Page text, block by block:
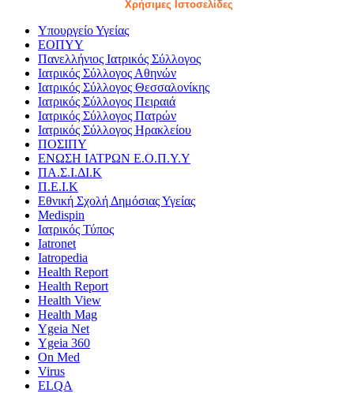
Χρήσιμες Ιστοσελίδες
Υπουργείο Υγείας
ΕΟΠΥΥ
Πανελλήνιος Ιατρικός Σύλλογος
Ιατρικός Σύλλογος Αθηνών
Ιατρικός Σύλλογος Θεσσαλονίκης
Ιατρικός Σύλλογος Πειραιά
Ιατρικός Σύλλογος Πατρών
Ιατρικός Σύλλογος Ηρακλείου
ΠΟΣΙΠΥ
ΕΝΩΣΗ ΙΑΤΡΩΝ Ε.Ο.Π.Υ.Υ
ΠΑ.Σ.Ι.ΔΙ.Κ
Π.Ε.Ι.Κ
Εθνική Σχολή Δημόσιας Υγείας
Medispin
Ιατρικός Τύπος
Iatronet
Iatropedia
Health Report
Health Report
Health View
Health Mag
Ygeia Net
Ygeia 360
On Med
Virus
ELQA